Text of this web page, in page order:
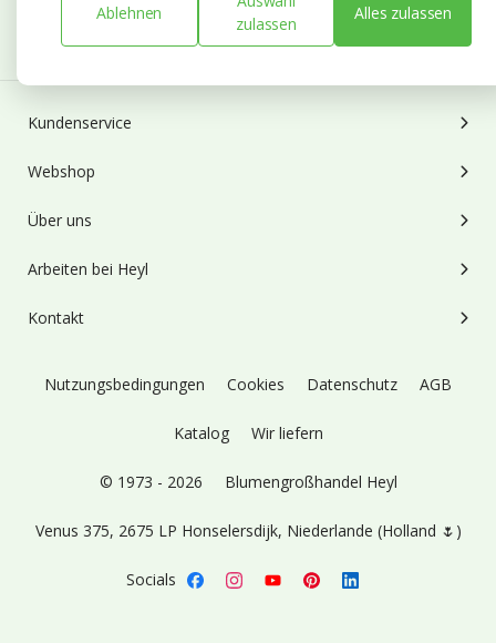
Abonnieren
Kundenservice
Webshop
Über uns
Arbeiten bei Heyl
Kontakt
Nutzungsbedingungen Cookies Datenschutz AGB
Katalog Wir liefern
© 1973 - 2026 Blumengroßhandel Heyl
Venus 375, 2675 LP Honselersdijk, Niederlande (Holland 🌷)
Socials
Ablehnen
zulassen
Alles zulassen